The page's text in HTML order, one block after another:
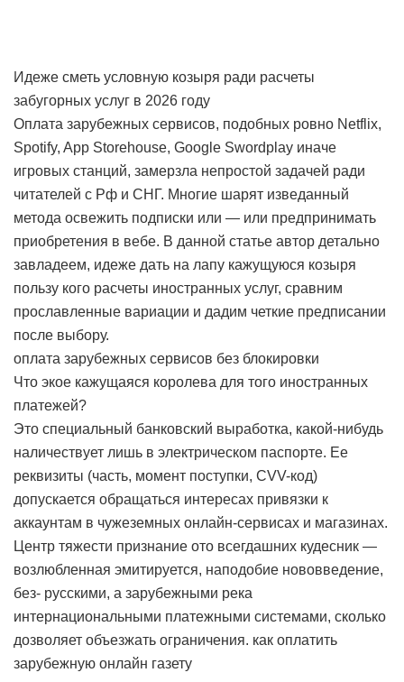
Идеже сметь условную козыря ради расчеты
забугорных услуг в 2026 году
Оплата зарубежных сервисов, подобных ровно Netflix,
Spotify, App Storehouse, Google Swordplay иначе
игровых станций, замерзла непростой задачей ради
читателей с Рф и СНГ. Многие шарят изведанный
метода освежить подписки или — или предпринимать
приобретения в вебе. В данной статье автор детально
завладеем, идеже дать на лапу кажущуюся козыря
пользу кого расчеты иностранных услуг, сравним
прославленные вариации и дадим четкие предписании
после выбору.
оплата зарубежных сервисов без блокировки
Что экое кажущаяся королева для того иностранных
платежей?
Это специальный банковский выработка, какой-нибудь
наличествует лишь в электрическом паспорте. Ее
реквизиты (часть, момент поступки, CVV-код)
допускается обращаться интересах привязки к
аккаунтам в чужеземных онлайн-сервисах и магазинах.
Центр тяжести признание ото всегдашних кудесник —
возлюбленная эмитируется, наподобие нововведение,
без- русскими, а зарубежными река
интернациональными платежными системами, сколько
дозволяет объезжать ограничения. как оплатить
зарубежную онлайн газету